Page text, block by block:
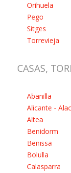
Orihuela
Pego
Sitges
Torrevieja
CASAS,
Abanilla
Alicante -
Altea
Benidorm
Benissa
Bolulla
Calasparra